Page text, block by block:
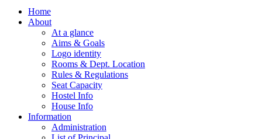
Home
About
At a glance
Aims & Goals
Logo identity
Rooms & Dept. Location
Rules & Regulations
Seat Capacity
Hostel Info
House Info
Information
Administration